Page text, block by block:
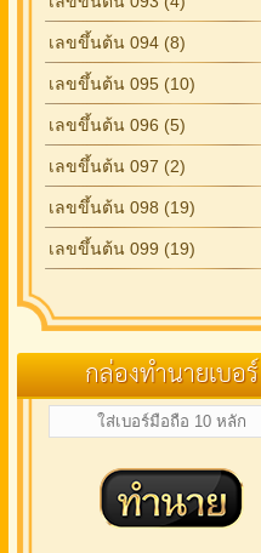
เลขขึ้นต้น 094 (8)
เลขขึ้นต้น 095 (10)
เลขขึ้นต้น 096 (5)
เลขขึ้นต้น 097 (2)
เลขขึ้นต้น 098 (19)
เลขขึ้นต้น 099 (19)
กล่องทำนายเบอร์